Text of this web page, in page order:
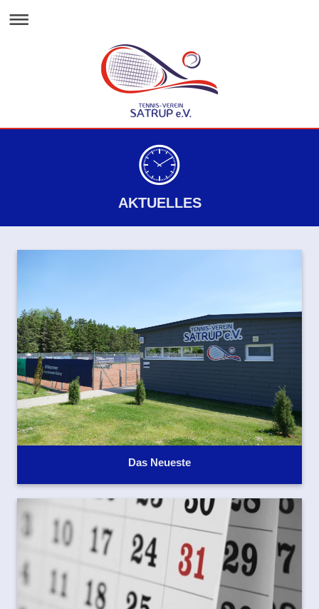
AKTUELLES
Das Neueste